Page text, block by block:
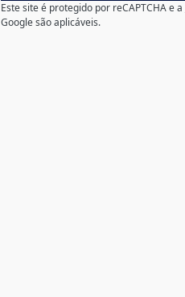
Este site é protegido por reCAPTCHA e a
Google são aplicáveis.